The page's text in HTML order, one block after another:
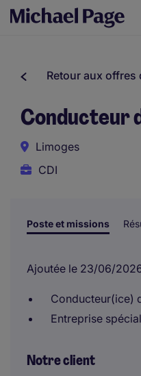
Retour aux offres
Conducteur
Limoges
CDI
Poste et missions
Ajoutée le 23/06/
Conducteur(ice)
Entreprise
Notre client